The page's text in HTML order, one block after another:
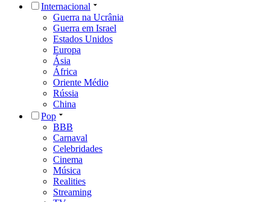
Internacional
Guerra na Ucrânia
Guerra em Israel
Estados Unidos
Europa
Ásia
África
Oriente Médio
Rússia
China
Pop
BBB
Carnaval
Celebridades
Cinema
Música
Realities
Streaming